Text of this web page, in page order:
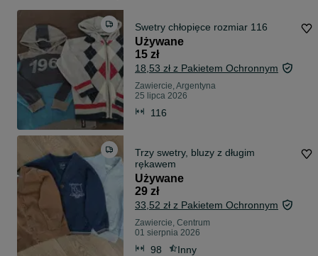
Swetry chłopięce rozmiar 116
Używane
15 zł
18,53 zł z Pakietem Ochronnym
Zawiercie, Argentyna
25 lipca 2026
116
Trzy swetry, bluzy z długim
rękawem
Używane
29 zł
33,52 zł z Pakietem Ochronnym
Zawiercie, Centrum
01 sierpnia 2026
98 Inny